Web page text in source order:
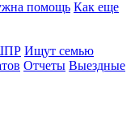
помощь Как еще
Ищут семью
Отчеты Выездные